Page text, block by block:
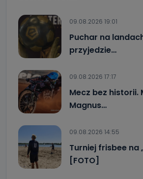
09.08.2026 19:01
Puchar na
przyjedzie…
09.08.2026 17:17
Mecz bez historii.
Magnus…
09.08.2026 14:55
Turniej frisbee na
[FOTO]